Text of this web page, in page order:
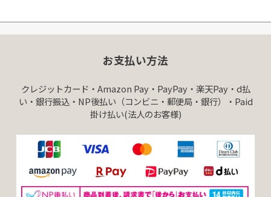
お支払い方法
クレジットカード・Amazon Pay・PayPay・楽天Pay・d払
い・銀行振込・NP後払い（コンビニ・郵便局・銀行）・Paid
掛け払い(法人のお客様)